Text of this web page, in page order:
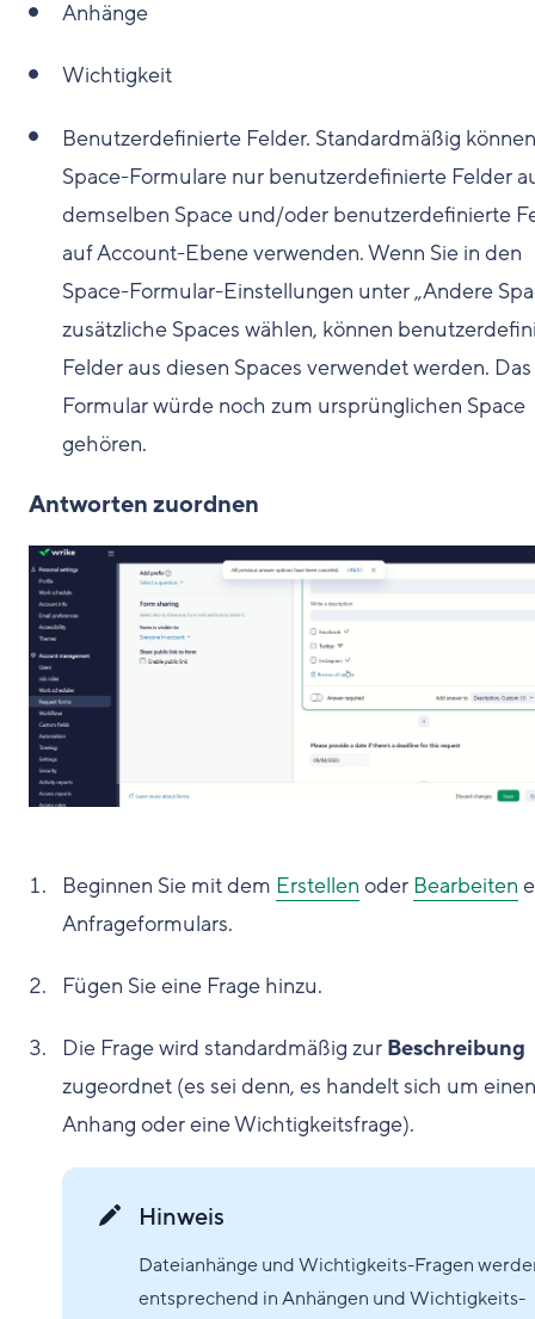
Anhänge
Wichtigkeit
Benutzerdefinierte Felder. Standardmäßig können
Space-Formulare nur benutzerdefinierte Felder
demselben Space und/oder benutzerdefinierte
auf Account-Ebene verwenden. Wenn Sie in den
Space-Formular-Einstellungen unter „Andere
zusätzliche Spaces wählen, können
Felder aus diesen Spaces verwendet werden. Das
Formular würde noch zum ursprünglichen Space
gehören.
Antworten zuordnen
Beginnen Sie mit dem Erstellen oder Bearbeiten
Anfrageformulars.
Fügen Sie eine Frage hinzu.
Die Frage wird standardmäßig zur Beschreibung
zugeordnet (es sei denn, es handelt sich um einen
Anhang oder eine Wichtigkeitsfrage).
Hinweis
Dateianhänge und Wichtigkeits-Fragen
entsprechend in Anhängen und Wichtigkeits-